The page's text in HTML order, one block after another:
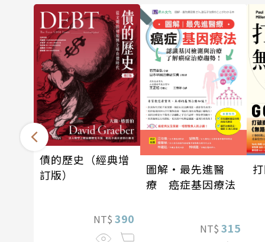
債的歷史（經典增
訂版）
NT$ 390
圖解‧最先進醫
療 癌症基因療法
NT$ 315